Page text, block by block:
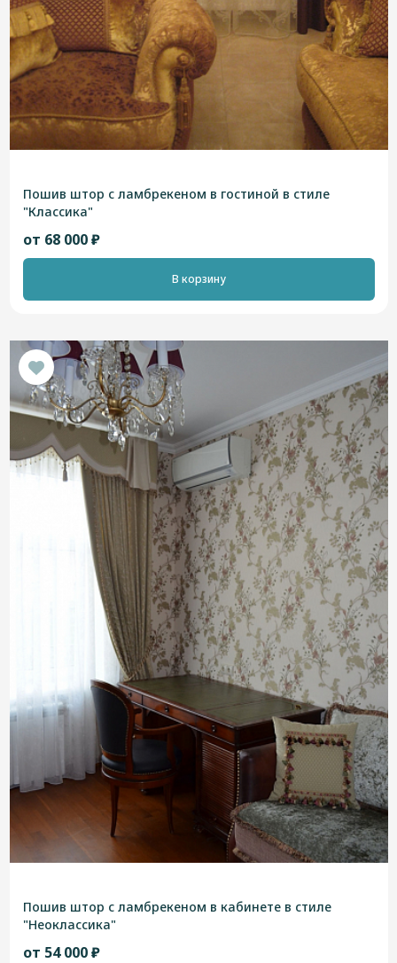
Пошив штор с ламбрекеном в гостиной в стиле
"Классика"
от 68 000 ₽
В корзину
Пошив штор с ламбрекеном в кабинете в стиле
"Неоклассика"
от 54 000 ₽